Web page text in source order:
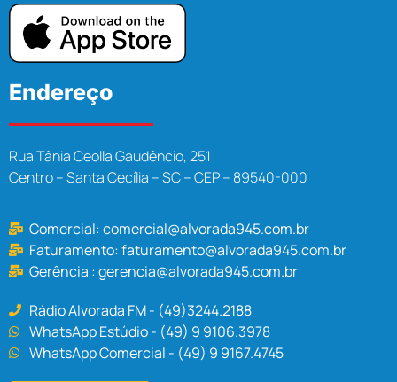
Endereço
Rua Tânia Ceolla Gaudêncio, 251
Centro – Santa Cecília – SC – CEP – 89540-000
Comercial:comercial@alvorada945.com.br
Faturamento:faturamento@alvorada945.com.br
Gerência :gerencia@alvorada945.com.br
Rádio Alvorada FM - (49)3244.2188
WhatsApp Estúdio - (49) 9 9106.3978
WhatsApp Comercial - (49) 9 9167.4745